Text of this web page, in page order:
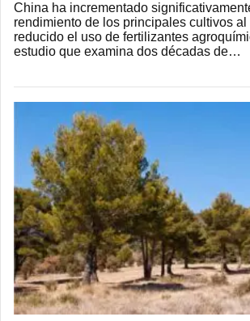
China ha incrementado
rendimiento de los principales cultivos al
reducido el uso de fertilizantes
estudio que examina dos décadas de…